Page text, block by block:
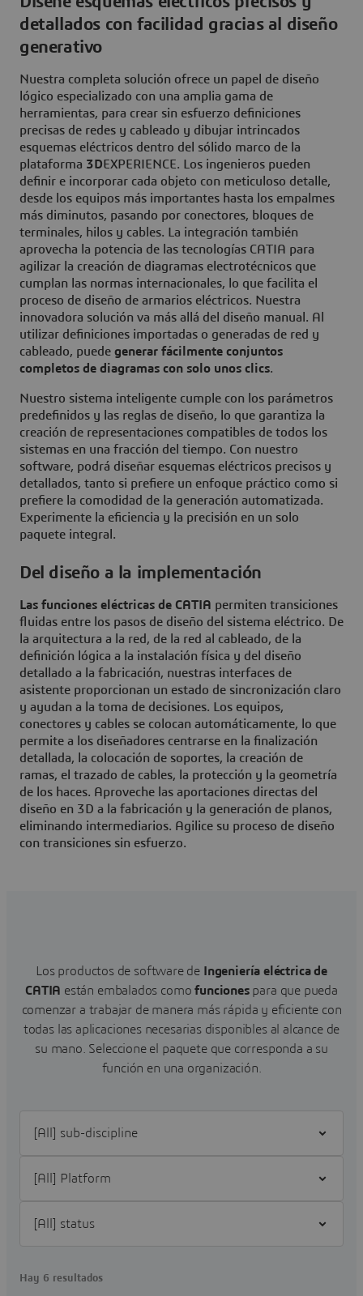
detallados con facilidad gracias al diseño
generativo
Nuestra completa solución ofrece un papel de diseño
lógico especializado con una amplia gama de
herramientas, para crear sin esfuerzo definiciones
precisas de redes y cableado y dibujar intrincados
esquemas eléctricos dentro del sólido marco de la
plataforma 3DEXPERIENCE. Los ingenieros pueden
definir e incorporar cada objeto con meticuloso detalle,
desde los equipos más importantes hasta los empalmes
más diminutos, pasando por conectores, bloques de
terminales, hilos y cables. La integración también
aprovecha la potencia de las tecnologías CATIA para
agilizar la creación de diagramas electrotécnicos que
cumplan las normas internacionales, lo que facilita el
proceso de diseño de armarios eléctricos. Nuestra
innovadora solución va más allá del diseño manual. Al
utilizar definiciones importadas o generadas de red y
cableado, puede generar fácilmente conjuntos
completos de diagramas con solo unos clics.
Nuestro sistema inteligente cumple con los parámetros
predefinidos y las reglas de diseño, lo que garantiza la
creación de representaciones compatibles de todos los
sistemas en una fracción del tiempo. Con nuestro
software, podrá diseñar esquemas eléctricos precisos y
detallados, tanto si prefiere un enfoque práctico como si
prefiere la comodidad de la generación automatizada.
Experimente la eficiencia y la precisión en un solo
paquete integral.
Del diseño a la implementación
Las funciones eléctricas de CATIA permiten transiciones
fluidas entre los pasos de diseño del sistema eléctrico. De
la arquitectura a la red, de la red al cableado, de la
definición lógica a la instalación física y del diseño
detallado a la fabricación, nuestras interfaces de
asistente proporcionan un estado de sincronización claro
y ayudan a la toma de decisiones. Los equipos,
conectores y cables se colocan automáticamente, lo que
permite a los diseñadores centrarse en la finalización
detallada, la colocación de soportes, la creación de
ramas, el trazado de cables, la protección y la geometría
de los haces. Aproveche las aportaciones directas del
diseño en 3D a la fabricación y la generación de planos,
eliminando intermediarios. Agilice su proceso de diseño
con transiciones sin esfuerzo.
Los productos de software de
Ingeniería eléctrica de
CATIA están embalados comofunciones para que pueda
comenzar a trabajar de manera más rápida y eficiente con
todas las aplicaciones necesarias disponibles al alcance de
su mano. Seleccione el paquete que corresponda a su
función en una organización.
Hay 6 resultados